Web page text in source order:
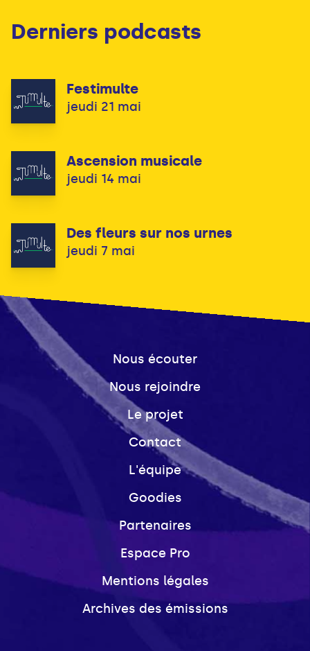
Derniers podcasts
Festimulte
jeudi 21 mai
Ascension musicale
jeudi 14 mai
Des fleurs sur nos urnes
jeudi 7 mai
Nous écouter
Nous rejoindre
Le projet
Contact
L'équipe
Goodies
Partenaires
Espace Pro
Mentions légales
Archives des émissions